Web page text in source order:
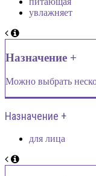
увлажняет
Назначение +
Можно выбрать
Назначение +
для лица